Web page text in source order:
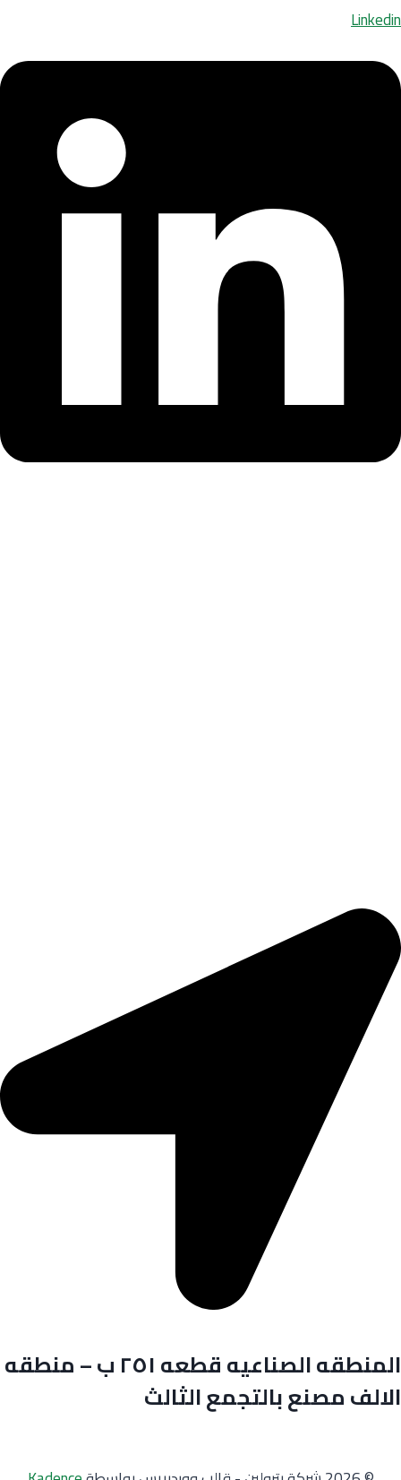
Linkedin
المنطقه الصناعيه قطعه ٢٥١ ب – منطقه
الالف مصنع بالتجمع الثالث